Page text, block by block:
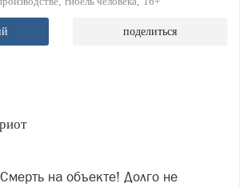
поделиться
на объекте! Долго не